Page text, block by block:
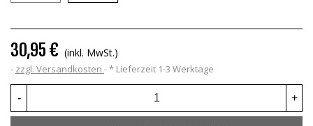
30,95 € (inkl. MwSt.)
zzgl. Versandkosten * Lieferzeit 1-3 Werktage
- +